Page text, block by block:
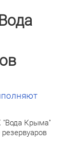
"Вода Крыма"